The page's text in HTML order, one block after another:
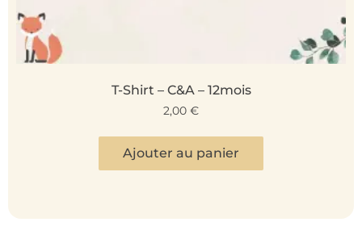
T-Shirt – C&A – 12mois
2,00 €
Ajouter au panier